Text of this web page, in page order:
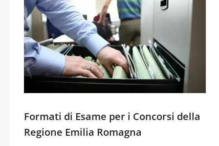
Formati di Esame per i Concorsi della
Regione Emilia Romagna